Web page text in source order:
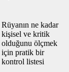
Rüyanın ne kadar
kişisel ve kritik
olduğunu ölçmek
için pratik bir
kontrol listesi